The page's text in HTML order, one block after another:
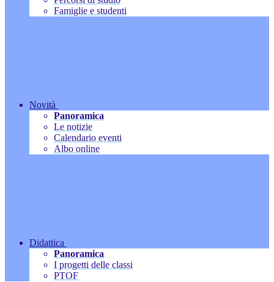
Famiglie e studenti
Novità
Panoramica
Le notizie
Calendario eventi
Albo online
Didattica
Panoramica
I progetti delle classi
PTOF